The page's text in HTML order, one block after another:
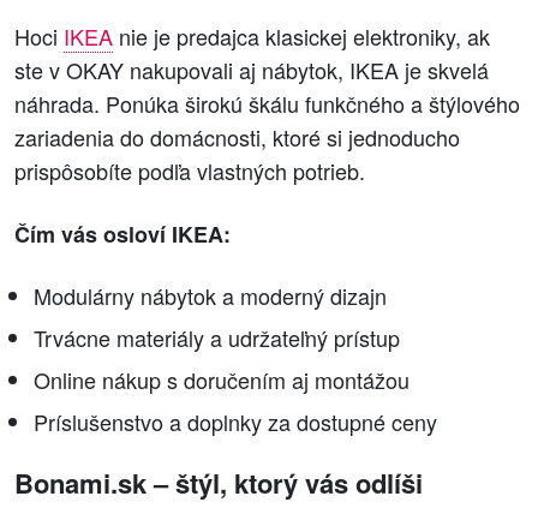
Hoci IKEA nie je predajca klasickej elektroniky, ak
ste v OKAY nakupovali aj nábytok, IKEA je skvelá
náhrada. Ponúka širokú škálu funkčného a štýlového
zariadenia do domácnosti, ktoré si jednoducho
prispôsobíte podľa vlastných potrieb.
Čím vás osloví IKEA:
Modulárny nábytok a moderný dizajn
Trvácne materiály a udržateľný prístup
Online nákup s doručením aj montážou
Príslušenstvo a doplnky za dostupné ceny
Bonami.sk – štýl, ktorý vás odlíši